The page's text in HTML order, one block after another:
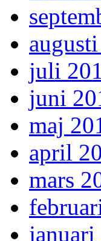
juli
juni
maj
april
mars
januari